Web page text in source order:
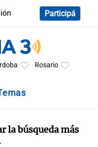
Participá
Rosario
la búsqueda más